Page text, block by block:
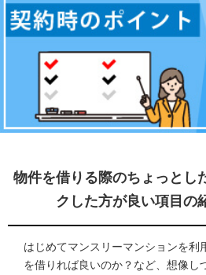
物件を借りる際のちょっとし
クした方が良い項目の
はじめてマンスリーマンションを利
を借りれば良いのか？など、想像し